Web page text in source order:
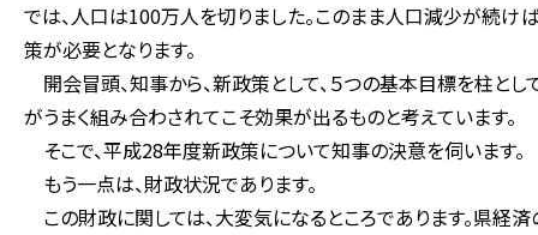
では、人口は100万人を切りました。このまま人口減少が続け
策が必要となります。
開会冒頭、知事から、新政策として、５つの基本目標を柱と
がうまく組み合わされてこそ効果が出るものと考えています。
そこで、平成28年度新政策について知事の決意を伺います。
もう一点は、財政状況であります。
この財政に関しては、大変気になるところであります。県